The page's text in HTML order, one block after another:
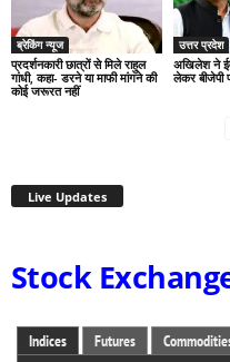
ब्रेकिंग न्यूज
प्रदर्शनकारी छात्रों से मिले राहुल
गांधी, कहा- डरने या माफी मांगने की
कोई जरूरत नहीं
उत्तर प्रदेश
अखिलेश ने
लेकर बीजेपी
Live Updates
Stock